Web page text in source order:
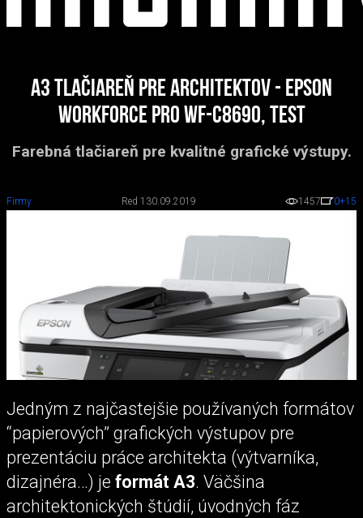
A3 tlačiareň pre architektov - Epson
WorkForce Pro WF-C8690, test
Farebná tlačiareň pre kvalitné grafické výstupy.
Firmy Red 1 30.09.2019 1457 0+15
Jedným z najčastejšie používaných formátov
“papierových” grafických výstupov pre
prezentáciu práce architekta (výtvarníka,
dizajnéra…) je formát A3. Väčšina
architektonických štúdií, úvodných fáz